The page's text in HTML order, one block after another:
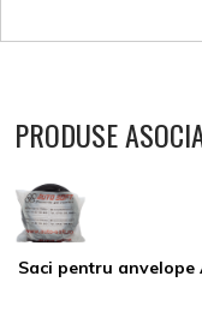
PRODUSE
Saci pentru anvelope